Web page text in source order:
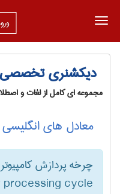
دیکشنری تخصصی
مجموعه ای کامل از لغات و
معادل های
چرخه پردازش کامپیوتر
cycle